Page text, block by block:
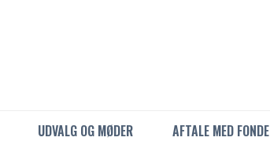
UDVALG OG MØDER AFTALE MED FONDE